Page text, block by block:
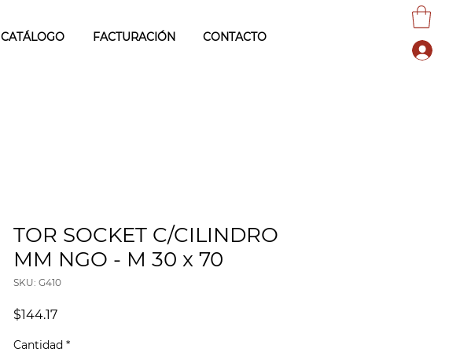
CATÁLOGO FACTURACIÓN CONTACTO
TOR SOCKET C/CILINDRO
MM NGO - M 30 x 70
SKU: G410
$144.17Precio
Cantidad *